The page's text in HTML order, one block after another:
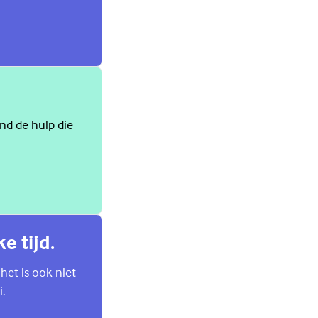
de hulp die
tijd.
is ook niet